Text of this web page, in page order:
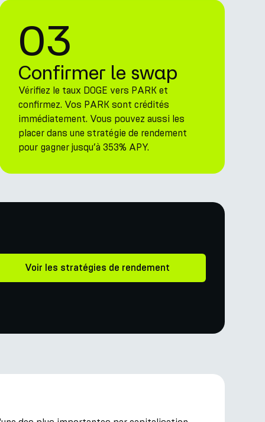
03
Confirmer le swap
Vérifiez le taux DOGE vers PARK et
confirmez. Vos PARK sont crédités
immédiatement. Vous pouvez aussi les
placer dans une stratégie de rendement
pour gagner jusqu’à 353% APY.
Voir les stratégies de rendement